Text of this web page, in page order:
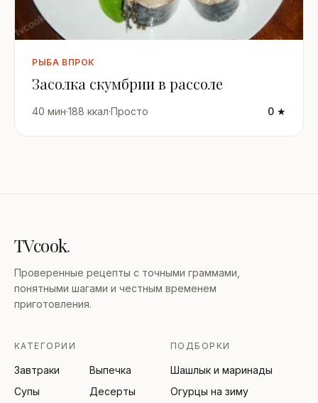
РЫБА ВПРОК
Засолка скумбрии в рассоле
40 мин·188 ккал·Просто 0 ★
TVcook.
Проверенные рецепты с точными граммами,
понятными шагами и честным временем
приготовления.
КАТЕГОРИИ
Завтраки
Выпечка
Супы
Десерты
ПОДБОРКИ
Шашлык и маринады
Огурцы на зиму